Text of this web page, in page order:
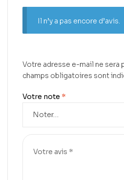
Il n’y a pas encore d’avis.
Votre adresse e-mail ne sera
champs obligatoires sont
Votre note *